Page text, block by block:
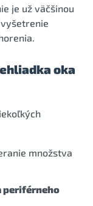
je už väčšinou
oka
množstva
periférneho